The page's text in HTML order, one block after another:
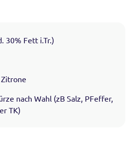
30% Fett i.Tr.)
nach Wahl (zB Salz, PFeffer,
TK)